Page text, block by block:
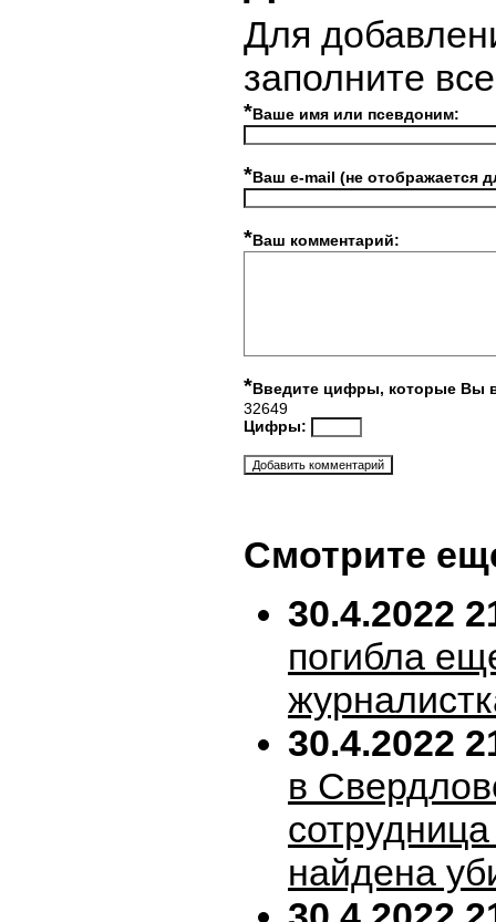
Для
заполните
*Ваше имя или псевдоним:
*Ваш e-mail (не отображается
*Ваш комментарий:
*Введите цифры, которые Вы
32649
Цифры:
Смотрите
30.4.2022
погибла
30.4.2022
в
найдена